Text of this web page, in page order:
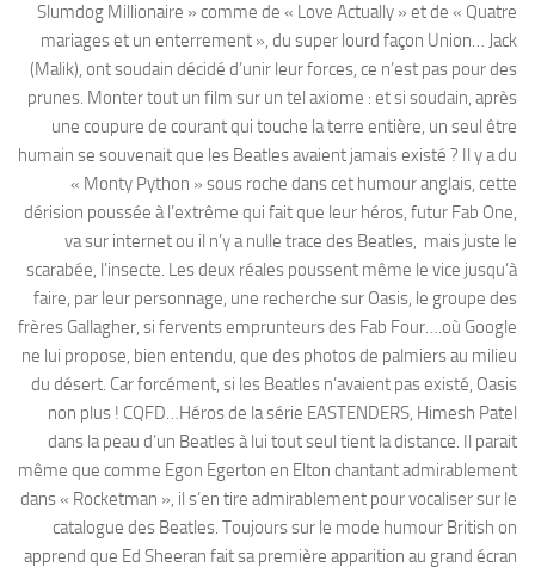
Slumdog Millionaire » comme de « Love Actually » et de « Quatre
mariages et un enterrement », du super lourd façon Union… Jack
(Malik), ont soudain décidé d’unir leur forces, ce n’est pas pour des
prunes. Monter tout un film sur un tel axiome : et si soudain, après
une coupure de courant qui touche la terre entière, un seul être
humain se souvenait que les Beatles avaient jamais existé ? Il y a du
« Monty Python » sous roche dans cet humour anglais, cette
dérision poussée à l’extrême qui fait que leur héros, futur Fab One,
va sur internet ou il n’y a nulle trace des Beatles, mais juste le
scarabée, l’insecte. Les deux réales poussent même le vice jusqu’à
faire, par leur personnage, une recherche sur Oasis, le groupe des
frères Gallagher, si fervents emprunteurs des Fab Four….où Google
ne lui propose, bien entendu, que des photos de palmiers au milieu
du désert. Car forcément, si les Beatles n’avaient pas existé, Oasis
non plus ! CQFD…Héros de la série EASTENDERS, Himesh Patel
dans la peau d’un Beatles à lui tout seul tient la distance. Il parait
même que comme Egon Egerton en Elton chantant admirablement
dans « Rocketman », il s’en tire admirablement pour vocaliser sur le
catalogue des Beatles. Toujours sur le mode humour British on
apprend que Ed Sheeran fait sa première apparition au grand écran